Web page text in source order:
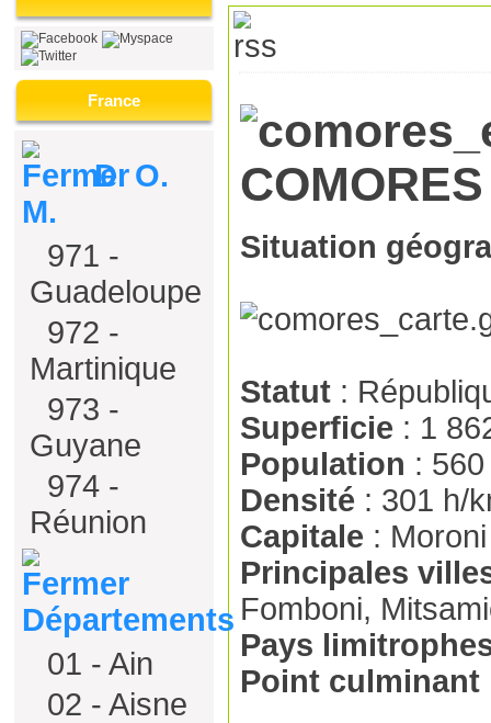
France
D. O.
M.
971 -
Guadeloupe
972 -
Martinique
973 -
Guyane
974 -
Réunion
Départements
01 - Ain
02 - Aisne
COMORES
Situation
Statut :
Superficie : 1
Population :
Densité : 301 h/
Capitale :
Principales
Fomboni,
Pays
Point culminant